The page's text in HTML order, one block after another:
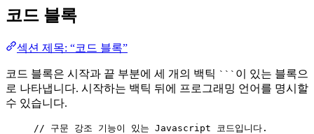
코드 블록
섹션 제목: “코드 블록”
코드 블록은 시작과 끝 부분에 세 개의 백틱 ``` 이 있는 블록으
로 나타냅니다. 시작하는 백틱 뒤에 프로그래밍 언어를 명시할
수 있습니다.
// 구문 강조 기능이 있는 Javascript 코드입니다.